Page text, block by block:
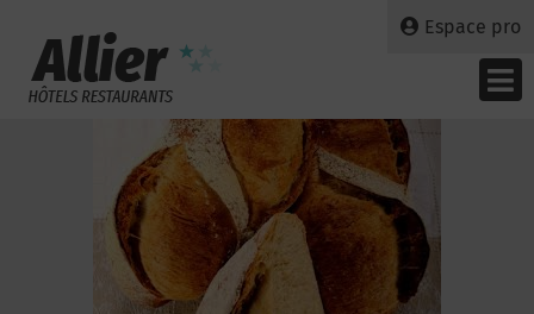
Espace pro